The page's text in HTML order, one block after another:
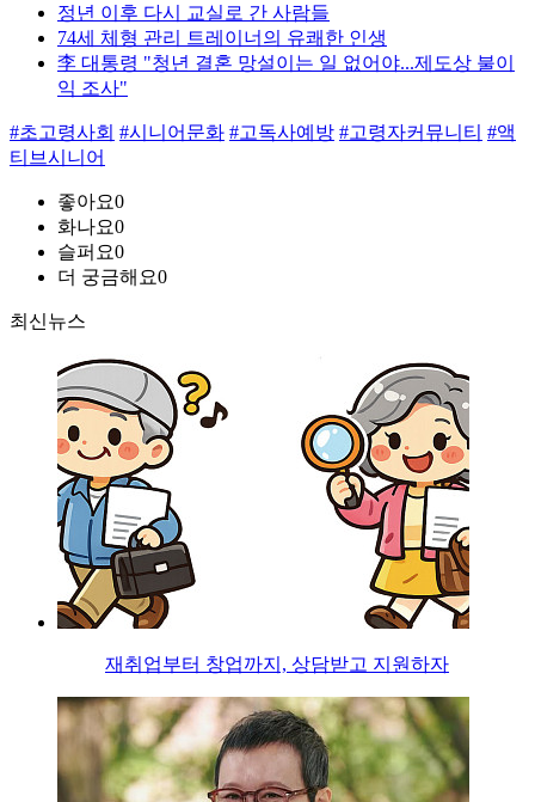
정년 이후 다시 교실로 간 사람들
74세 체형 관리 트레이너의 유쾌한 인생
李 대통령 "청년 결혼 망설이는 일 없어야...제도상 불이
익 조사"
#초고령사회 #시니어문화 #고독사예방 #고령자커뮤니티 #액
티브시니어
좋아요0
화나요0
슬퍼요0
더 궁금해요0
최신뉴스
재취업부터 창업까지, 상담받고 지원하자